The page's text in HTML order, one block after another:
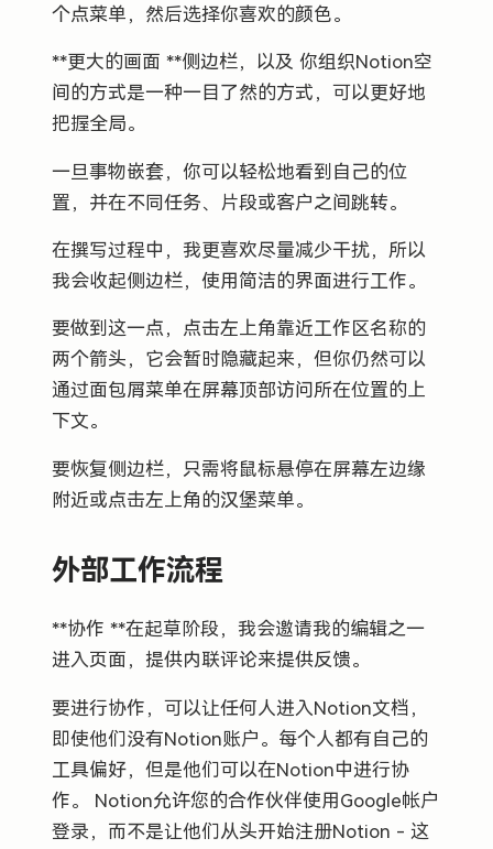
个点菜单，然后选择你喜欢的颜色。
**更大的画面 **侧边栏，以及 你组织Notion空
间的方式是一种一目了然的方式，可以更好地
把握全局。
一旦事物嵌套，你可以轻松地看到自己的位
置，并在不同任务、片段或客户之间跳转。
在撰写过程中，我更喜欢尽量减少干扰，所以
我会收起侧边栏，使用简洁的界面进行工作。
要做到这一点，点击左上角靠近工作区名称的
两个箭头，它会暂时隐藏起来，但你仍然可以
通过面包屑菜单在屏幕顶部访问所在位置的上
下文。
要恢复侧边栏，只需将鼠标悬停在屏幕左边缘
附近或点击左上角的汉堡菜单。
外部工作流程
**协作 **在起草阶段，我会邀请我的编辑之一
进入页面，提供内联评论来提供反馈。
要进行协作，可以让任何人进入Notion文档，
即使他们没有Notion账户。每个人都有自己的
工具偏好，但是他们可以在Notion中进行协
作。 Notion允许您的合作伙伴使用Google帐户
登录，而不是让他们从头开始注册Notion - 这